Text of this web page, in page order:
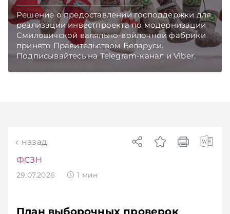
Решение о предоставлении господдержки для
реализации инвестпроекта по модернизации
Смиловичской валяльно-войлочной фабрики
принято Правительством Беларуси.
Подписывайтесь на Telegram‑канал и Viber.
Главное об экономике Беларуси — раньше,
назад
ФСЗН
29.07.2026 1 мин